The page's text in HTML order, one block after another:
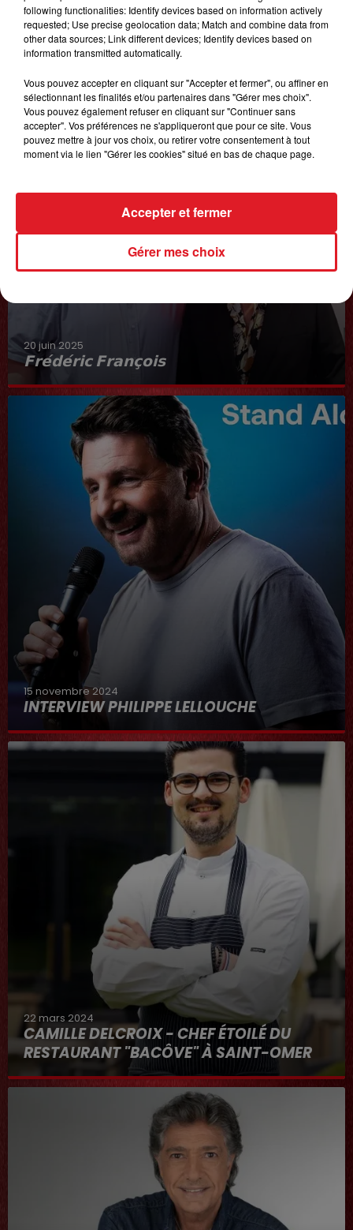
LES PODCASTS
20 juin 2025
𝗙𝗿𝗲́𝗱𝗲́𝗿𝗶𝗰 𝗙𝗿𝗮𝗻𝗰̧𝗼𝗶𝘀
Interview du 20 juin 2025
15 novembre 2024
INTERVIEW PHILIPPE LELLOUCHE
22 mars 2024
CAMILLE DELCROIX - CHEF ÉTOILÉ DU
RESTAURANT "BACÔVE" À SAINT-OMER
Au micro d'Hervé dans "RDL ET VOUS"
following functionalities: Identify devices based on information actively
requested; Use precise geolocation data; Match and combine data from
other data sources; Link different devices; Identify devices based on
information transmitted automatically.
Vous pouvez accepter en cliquant sur "Accepter et fermer", ou affiner en
sélectionnant les finalités et/ou partenaires dans "Gérer mes choix".
Vous pouvez également refuser en cliquant sur "Continuer sans
accepter". Vos préférences ne s'appliqueront que pour ce site. Vous
pouvez mettre à jour vos choix, ou retirer votre consentement à tout
moment via le lien "Gérer les cookies" situé en bas de chaque page.
Gérer mes choix
Accepter et fermer